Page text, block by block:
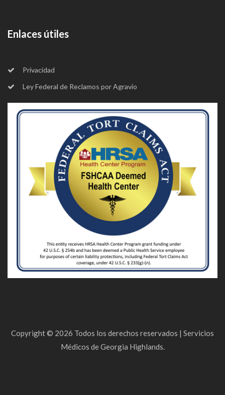
Enlaces útiles
Privacidad
Ley Federal de Reclamos por Agravio
Copyright © 2026 Todos los derechos reservados | Servicios
Médicos de Georgia Highlands.